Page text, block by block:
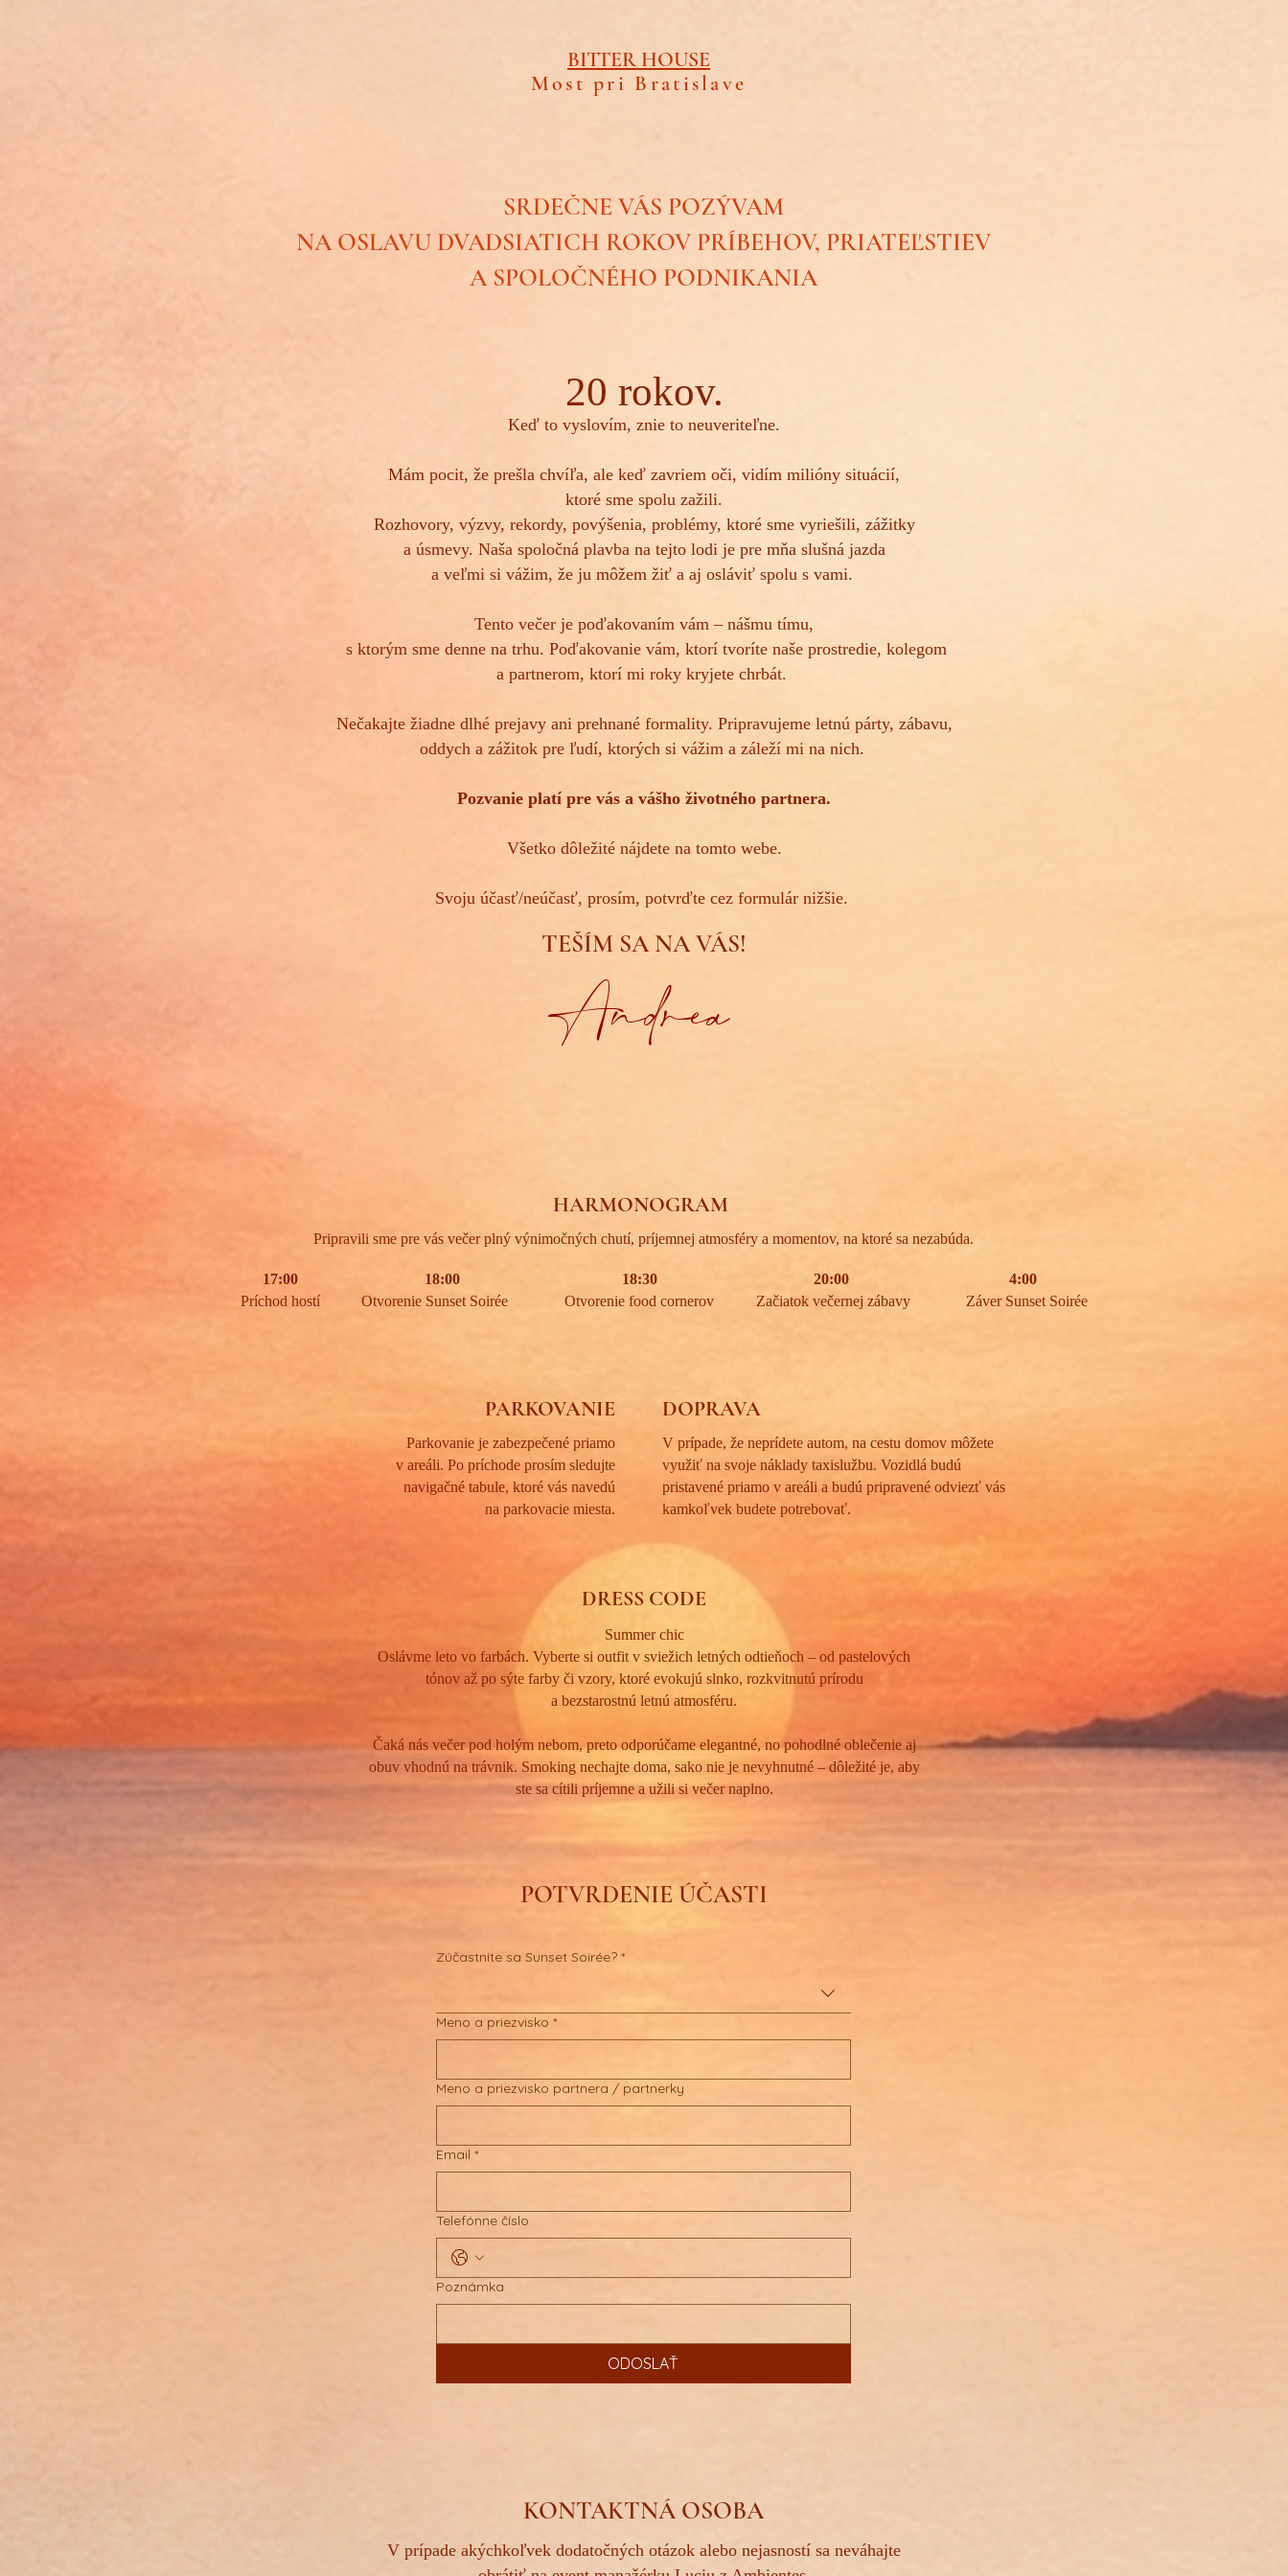
BITTER HOUSE
Most pri Bratislave
SRDEČNE VÁS POZÝVAM
NA OSLAVU DVADSIATICH ROKOV PRÍBEHOV, PRIATEĽSTIEV
A SPOLOČNÉHO PODNIKANIA
20 rokov.
Keď to vyslovím, znie to neuveriteľne.
Mám pocit, že prešla chvíľa, ale keď zavriem oči, vidím milióny situácií,
ktoré sme spolu zažili.
Rozhovory, výzvy, rekordy, povýšenia, problémy, ktoré sme vyriešili, zážitky
a úsmevy. Naša spoločná plavba na tejto lodi je pre mňa slušná jazda
a veľmi si vážim, že ju môžem žiť a aj osláviť spolu s vami.
Tento večer je poďakovaním vám – nášmu tímu,
s ktorým sme denne na trhu. Poďakovanie vám, ktorí tvoríte naše prostredie, kolegom
a partnerom, ktorí mi roky kryjete chrbát.
Nečakajte žiadne dlhé prejavy ani prehnané formality. Pripravujeme letnú párty, zábavu,
oddych a zážitok pre ľudí, ktorých si vážim a záleží mi na nich.
Pozvanie platí pre vás a vášho životného partnera.
Všetko dôležité nájdete na tomto webe.
Svoju účasť/neúčasť, prosím, potvrďte cez formulár nižšie.
TEŠÍM SA NA VÁS!
Andrea
HARMONOGRAM
Pripravili sme pre vás večer plný výnimočných chutí, príjemnej atmosféry a momentov, na ktoré sa nezabúda.
17:00
Príchod hostí
18:00
Otvorenie Sunset Soirée
18:30
Otvorenie food cornerov
20:00
Začiatok večernej zábavy
4:00
Záver Sunset Soirée
PARKOVANIE
Parkovanie je zabezpečené priamo
v areáli. Po príchode prosím sledujte
navigačné tabule, ktoré vás navedú
na parkovacie miesta.
DOPRAVA
V prípade, že neprídete autom, na cestu domov môžete
využiť na svoje náklady taxislužbu. Vozidlá budú
pristavené priamo v areáli a budú pripravené odviezť vás
kamkoľvek budete potrebovať.
DRESS CODE
Summer chic
Oslávme leto vo farbách. Vyberte si outfit v sviežich letných odtieňoch – od pastelových
tónov až po sýte farby či vzory, ktoré evokujú slnko, rozkvitnutú prírodu
a bezstarostnú letnú atmosféru.
Čaká nás večer pod holým nebom, preto odporúčame elegantné, no pohodlné oblečenie aj
obuv vhodnú na trávnik. Smoking nechajte doma, sako nie je nevyhnutné – dôležité je, aby
ste sa cítili príjemne a užili si večer naplno.
POTVRDENIE ÚČASTI
Zúčastníte sa Sunset Soirée? *
Meno a priezvisko *
Meno a priezvisko partnera / partnerky
Email *
Telefónne číslo
Poznámka
ODOSLAŤ
KONTAKTNÁ OSOBA
V prípade akýchkoľvek dodatočných otázok alebo nejasností sa neváhajte